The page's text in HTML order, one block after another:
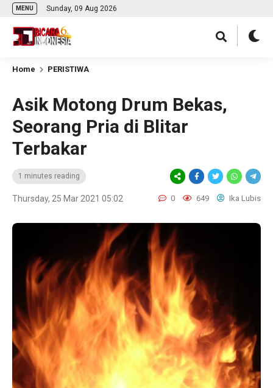
MENU Sunday, 09 Aug 2026
Home PERISTIWA
Asik Motong Drum Bekas,
Seorang Pria di Blitar
Terbakar
1 minutes reading
Thursday, 25 Mar 2021 05:02 0 649 Ika Lubis